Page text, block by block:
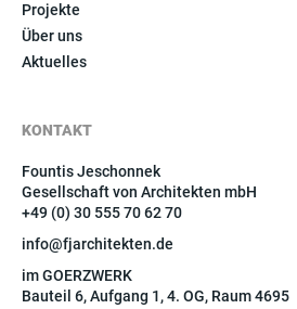
Projekte
Über uns
Aktuelles
KONTAKT
Fountis Jeschonnek
Gesellschaft von Architekten mbH
+49 (0) 30 555 70 62 70
info@fjarchitekten.de
im GOERZWERK
Bauteil 6, Aufgang 1, 4. OG, Raum 4695